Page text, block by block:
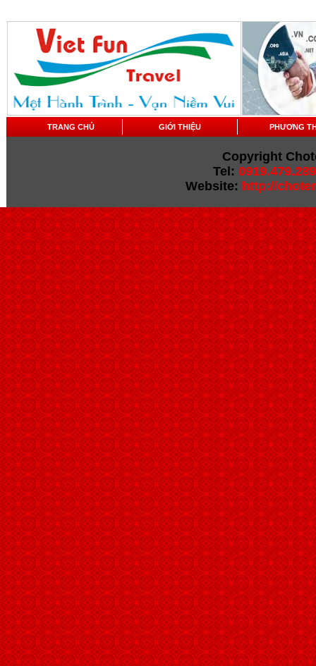
TRANG CHỦ GIỚI THIỆU PHƯƠNG
Copyright
Tel: 0919.479.289
Website: http://